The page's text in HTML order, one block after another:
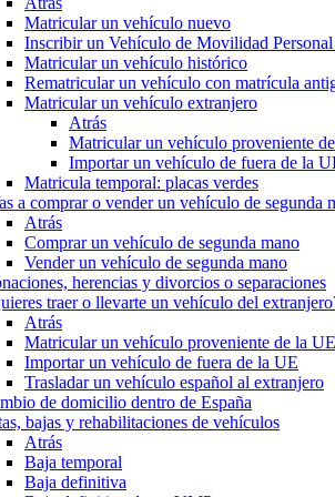
Matricular un vehículo nuevo
Inscribir un Vehículo de Movilidad
Matricular un vehículo histórico
Rematricular un vehículo con matrícula
Matricular un vehículo extranjero
Atrás
Matricular un vehículo proveniente
Importar un vehículo de fuera de la
Matricula temporal: placas verdes
a comprar o vender un vehículo de segunda
Atrás
Comprar un vehículo de segunda mano
Vender un vehículo de segunda mano
herencias y divorcios o separaciones
traer o llevarte un vehículo del
Atrás
Matricular un vehículo proveniente de la UE
Importar un vehículo de fuera de la UE
Trasladar un vehículo español al extranjero
de domicilio dentro de España
bajas y rehabilitaciones de vehículos
Atrás
Baja temporal
Baja definitiva